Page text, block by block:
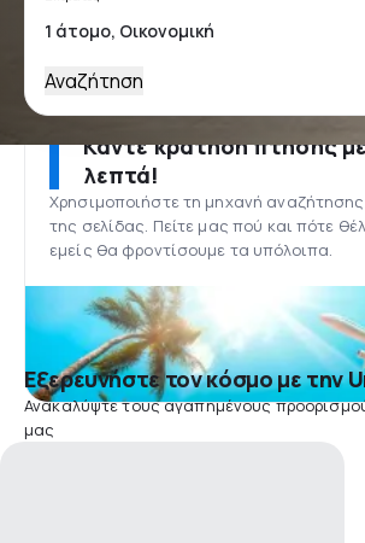
Αναζήτηση
Κάντε κράτηση πτήσης
λεπτά!
Χρησιμοποιήστε τη μηχανή
της σελίδας. Πείτε μας πού και πότε
εμείς θα φροντίσουμε τα υπόλοιπα.
Εξερευνήστε τον κόσμο με την
Ανακαλύψτε τους αγαπημένους
μας